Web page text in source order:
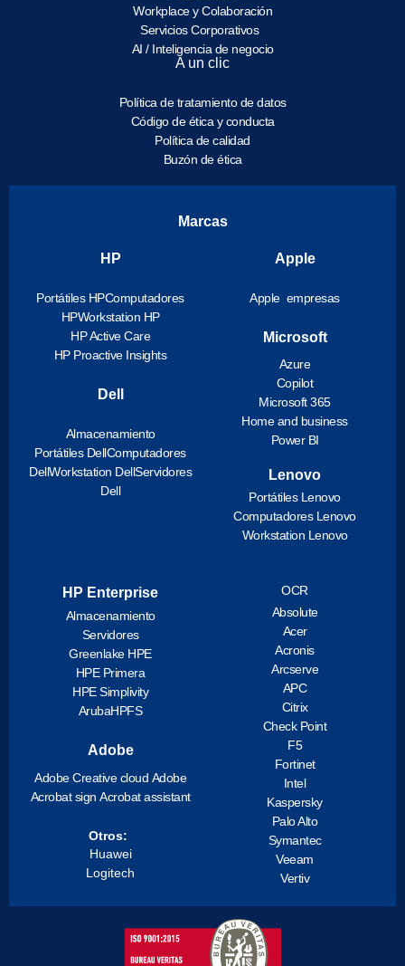
Workplace y Colaboración
Servicios Corporativos
AI / Inteligencia de negocio
A un clic
Política de tratamiento de datos
Código de ética y conducta
Política de calidad
Buzón de ética
Marcas
HP
Portátiles HPComputadores
HPWorkstation HP
HP Active Care
HP Proactive Insights
Dell
Almacenamiento
Portátiles DellComputadores
DellWorkstation DellServidores
Dell
Apple
Apple empresas
Microsoft
Azure
Copilot
Microsoft 365
Home and business
Power BI
Lenovo
Portátiles Lenovo
Computadores Lenovo
Workstation Lenovo
HP Enterprise
Almacenamiento
Servidores
Greenlake HPE
HPE Primera
HPE Simplivity
ArubaHPFS
Adobe
Adobe Creative cloud Adobe
Acrobat sign Acrobat assistant
Otros:
Huawei
Logitech
OCR
Absolute
Acer
Acronis
Arcserve
APC
Citrix
Check Point
F5
Fortinet
Intel
Kaspersky
Palo Alto
Symantec
Veeam
Vertiv